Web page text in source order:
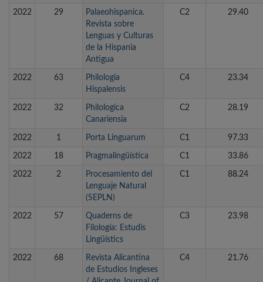
2022 29
Palaeohispanica.
Revista sobre
Lenguas y Culturas
de la Hispania
Antigua
C2 29.40
2022 63
Philologia
Hispalensis
C4 23.34
2022 32
Philologica
Canariensia
C2 28.19
2022 1 Porta Linguarum C1 97.33
2022 18 Pragmalingüística C1 33.86
2022 2
Procesamiento del
Lenguaje Natural
(SEPLN)
C1 88.24
2022 57
Quaderns de
Filología: Estudis
Lingüístics
C3 23.98
2022 68
Revista Alicantina
de Estudios Ingleses
C4 21.76